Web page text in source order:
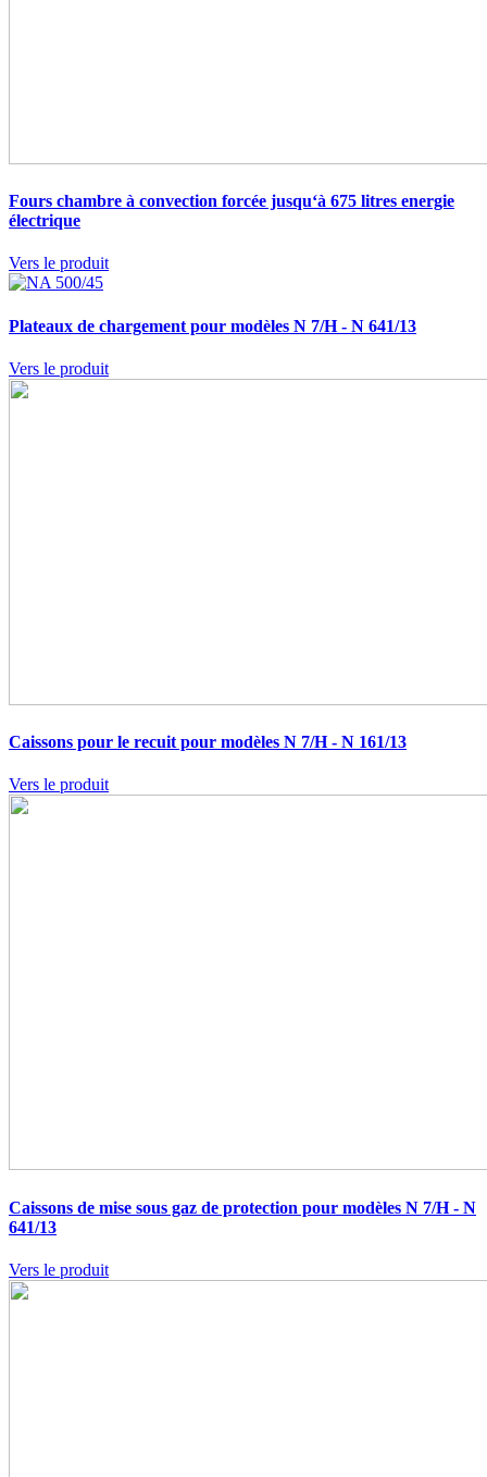
Fours chambre à convection forcée jusqu‘à 675 litres energie
électrique
Vers le produit
Plateaux de chargement pour modèles N 7/H - N 641/13
Vers le produit
Caissons pour le recuit pour modèles N 7/H - N 161/13
Vers le produit
Caissons de mise sous gaz de protection pour modèles N 7/H - N
641/13
Vers le produit